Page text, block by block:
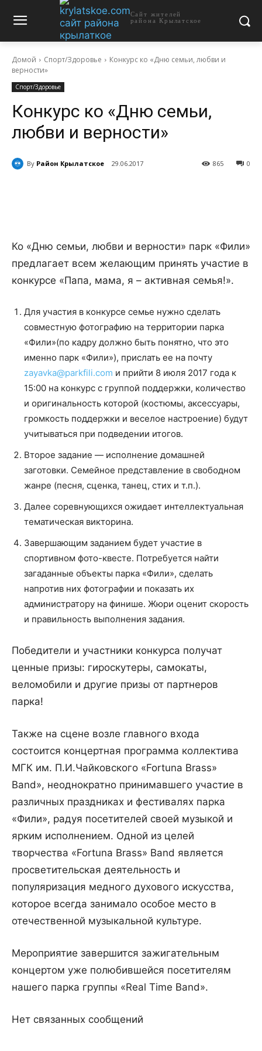
Сайт жителей
района Крылатское
Домой Спорт/Здоровье
Конкурс ко «Дню семьи, любви и
верности»
Спорт/Здоровье
Конкурс ко «Дню семьи,
любви и верности»
By Район Крылатское 29.06.2017 0
865
Ко «Дню семьи, любви и верности» парк «Фили»
предлагает всем желающим принять участие в
конкурсе «Папа, мама, я – активная семья!».
Для участия в конкурсе семье нужно сделать
совместную фотографию на территории парка
«Фили»(по кадру должно быть понятно, что это
именно парк «Фили»), прислать ее на почту
zayavka@parkfili.com и прийти 8 июля 2017 года к
15:00 на конкурс с группой поддержки, количество
и оригинальность которой (костюмы, аксессуары,
громкость поддержки и веселое настроение) будут
учитываться при подведении итогов.
Второе задание — исполнение домашней
заготовки. Семейное представление в свободном
жанре (песня, сценка, танец, стих и т.п.).
Далее соревнующихся ожидает интеллектуальная
тематическая викторина.
Завершающим заданием будет участие в
спортивном фото-квесте. Потребуется найти
загаданные объекты парка «Фили», сделать
напротив них фотографии и показать их
администратору на финише. Жюри оценит скорость
и правильность выполнения задания.
Победители и участники конкурса получат
ценные призы: гироскутеры, самокаты,
веломобили и другие призы от партнеров
парка!
Также на сцене возле главного входа
состоится концертная программа коллектива
МГК им. П.И.Чайковского «Fortuna Brass»
Band», неоднократно принимавшего участие в
различных праздниках и фестивалях парка
«Фили», радуя посетителей своей музыкой и
ярким исполнением. Одной из целей
творчества «Fortuna Brass» Band является
просветительская деятельность и
популяризация медного духового искусства,
которое всегда занимало особое место в
отечественной музыкальной культуре.
Мероприятие завершится зажигательным
концертом уже полюбившейся посетителям
нашего парка группы «Real Time Band».
Нет связанных сообщений